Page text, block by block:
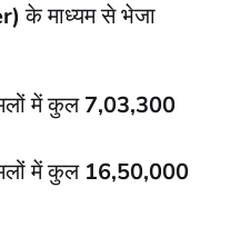
के माध्यम से भेजा
में कुल7,03,300
में कुल 16,50,000